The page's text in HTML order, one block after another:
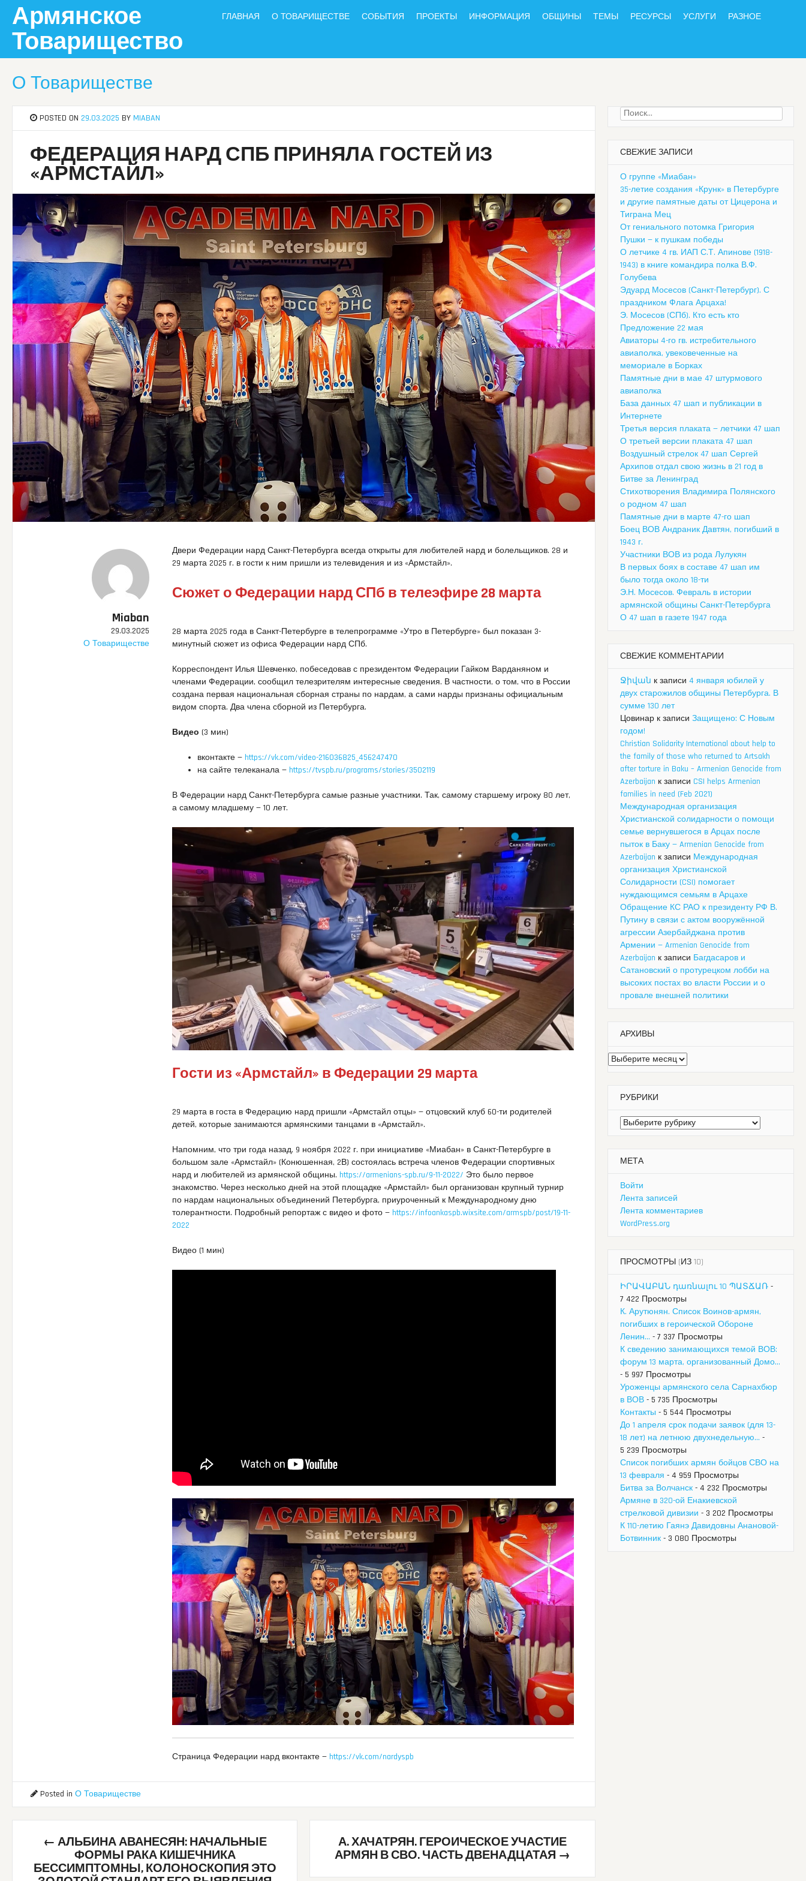
content
Армянское
Товарищество
ГЛАВНАЯ О ТОВАРИЩЕСТВЕ СОБЫТИЯ ПРОЕКТЫ ИНФОРМАЦИЯ ОБЩИНЫ ТЕМЫ РЕСУРСЫ УСЛУГИ РАЗНОЕ
О Товариществе
POSTED ON 29.03.2025 BY MIABAN
ФЕДЕРАЦИЯ НАРД СПБ ПРИНЯЛА ГОСТЕЙ ИЗ
«АРМСТАЙЛ»
Miaban
29.03.2025
О Товариществе
Двери Федерации нард Санкт-Петербурга всегда открыты для любителей нард и болельщиков. 28 и
29 марта 2025 г. в гости к ним пришли из телевидения и из «Армстайл».
Сюжет о Федерации нард СПб в телеэфире 28 марта
28 марта 2025 года в Санкт-Петербурге в телепрограмме «Утро в Петербурге» был показан 3-
минутный сюжет из офиса Федерации нард СПб.
Корреспондент Илья Шевченко, побеседовав с президентом Федерации Гайком Варданяном и
членами Федерации, сообщил телезрителям интересные сведения. В частности, о том, что в России
создана первая национальная сборная страны по нардам, а сами нарды признаны официальным
видом спорта. Два члена сборной из Петербурга.
Видео (3 мин)
вконтакте — https://vk.com/video-216036825_456247470
на сайте телеканала — https://tvspb.ru/programs/stories/3502119
В Федерации нард Санкт-Петербурга самые разные участники. Так, самому старшему игроку 80 лет,
а самому младшему — 10 лет.
Гости из «Армстайл» в Федерации 29 марта
29 марта в госта в Федерацию нард пришли «Армстайл отцы» — отцовский клуб 60-ти родителей
детей, которые занимаются армянскими танцами в «Армстайл».
Напомним, что три года назад, 9 ноября 2022 г. при инициативе «Миабан» в Санкт-Петербурге в
большом зале «Армстайл» (Конюшенная, 2В) состоялась встреча членов Федерации спортивных
нард и любителей из армянской общины. https://armenians-spb.ru/9-11-2022/ Это было первое
знакомство. Через несколько дней на этой площадке «Армстайл» был организован крупный турнир
по нардам национальных объединений Петербурга, приуроченный к Международному дню
толерантности. Подробный репортаж с видео и фото — https://infoankaspb.wixsite.com/armspb/post/19-11-
2022
Видео (1 мин)
Страница Федерации нард вконтакте — https://vk.com/nardyspb
Posted in О Товариществе
navigation
← АЛЬБИНА АВАНЕСЯН: НАЧАЛЬНЫЕ
ФОРМЫ РАКА КИШЕЧНИКА
БЕССИМПТОМНЫ, КОЛОНОСКОПИЯ ЭТО
А. ХАЧАТРЯН. ГЕРОИЧЕСКОЕ УЧАСТИЕ
АРМЯН В СВО. ЧАСТЬ ДВЕНАДЦАТАЯ →
Найти:
СВЕЖИЕ ЗАПИСИ
О группе «Миабан»
35-летие создания «Крунк» в Петербурге
и другие памятные даты от Цицерона и
Тиграна Мец
От гениального потомка Григория
Пушки — к пушкам победы
О летчике 4 гв. ИАП С.Т. Апинове (1918-
1943) в книге командира полка В.Ф.
Голубева
Эдуард Мосесов (Санкт-Петербург). С
праздником Флага Арцаха!
Э. Мосесов (СПб). Кто есть кто
Предложение 22 мая
Авиаторы 4-го гв. истребительного
авиаполка, увековеченные на
мемориале в Борках
Памятные дни в мае 47 штурмового
авиаполка
База данных 47 шап и публикации в
Интернете
Третья версия плаката — летчики 47 шап
О третьей версии плаката 47 шап
Воздушный стрелок 47 шап Сергей
Архипов отдал свою жизнь в 21 год в
Битве за Ленинград
Стихотворения Владимира Полянского
о родном 47 шап
Памятные дни в марте 47-го шап
Боец ВОВ Андраник Давтян, погибший в
1943 г.
Участники ВОВ из рода Лулукян
В первых боях в составе 47 шап им
было тогда около 18-ти
Э.Н. Мосесов. Февраль в истории
армянской общины Санкт-Петербурга
О 47 шап в газете 1947 года
СВЕЖИЕ КОММЕНТАРИИ
Ջիվան к записи 4 января юбилей у
двух старожилов общины Петербурга. В
сумме 130 лет
Цовинар к записи Защищено: С Новым
годом!
Christian Solidarity International about help to
the family of those who returned to Artsakh
after torture in Baku – Armenian Genocide from
Azerbaijan к записи CSI helps Armenian
families in need (Feb 2021)
Международная организация
Христианской солидарности о помощи
семье вернувшегося в Арцах после
пыток в Баку — Armenian Genocide from
Azerbaijan к записи Международная
организация Христианской
Солидарности (CSI) помогает
нуждающимся семьям в Арцахе
Обращение КС РАО к президенту РФ В.
Путину в связи с актом вооружённой
агрессии Азербайджана против
Армении — Armenian Genocide from
Azerbaijan к записи Багдасаров и
Сатановский о протурецком лобби на
высоких постах во власти России и о
провале внешней политики
АРХИВЫ
Архивы
РУБРИКИ
Рубрики
МЕТА
Войти
Лента записей
Лента комментариев
WordPress.org
ПРОСМОТРЫ (ИЗ 10)
ԻՐԱՎԱԲԱՆ դառնալու 10 ՊԱՏՃԱՌ -
7 422 Просмотры
К. Арутюнян. Список Воинов-армян,
погибших в героической Обороне
Ленин... - 7 337 Просмотры
К сведению занимающихся темой ВОВ:
форум 13 марта, организованный Домо...
- 5 997 Просмотры
Уроженцы армянского села Сарнахбюр
в ВОВ - 5 735 Просмотры
Контакты - 5 544 Просмотры
До 1 апреля срок подачи заявок (для 13-
18 лет) на летнюю двухнедельную... -
5 239 Просмотры
Список погибших армян бойцов СВО на
13 февраля - 4 959 Просмотры
Битва за Волчанск - 4 232 Просмотры
Армяне в 320-ой Енакиевской
стрелковой дивизии - 3 202 Просмотры
К 110-летию Гаянэ Давидовны Анановой-
Ботвинник - 3 080 Просмотры